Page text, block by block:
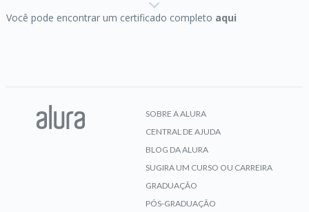
Flexbox e layouts responsivos
Você pode encontrar um certificado completo aqui
SOBRE A ALURA
CENTRAL DE AJUDA
BLOG DA ALURA
SUGIRA UM CURSO OU CARREIRA
GRADUAÇÃO
PÓS-GRADUAÇÃO